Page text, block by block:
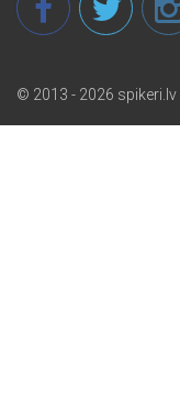
© 2013 - 2026 spikeri.lv